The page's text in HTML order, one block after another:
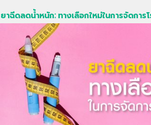
ยาฉีดลดน้ำหนัก: ทางเลือกใหม่ในการจัดการ